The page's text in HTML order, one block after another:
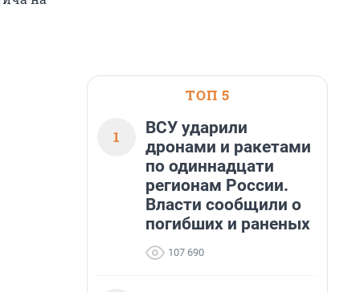
ТОП 5
1
ВСУ ударили
дронами и ракетами
по одиннадцати
регионам России.
Власти сообщили о
погибших и раненых
107 690